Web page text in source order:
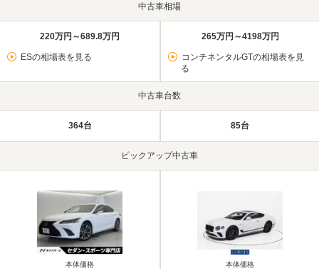
中古車相場
220万円～689.8万円
ESの相場表を見る
265万円～4198万円
コンチネンタルGTの相場表を見
る
中古車台数
364台 85台
ピックアップ中古車
本体価格 本体価格